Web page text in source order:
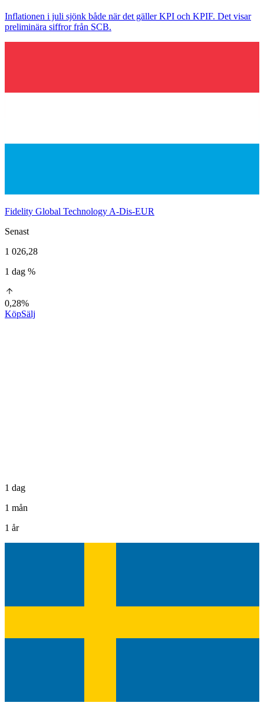
Inflationen i juli sjönk både när det gäller KPI och KPIF. Det visar
preliminära siffror från SCB.
Fidelity Global Technology A-Dis-EUR
Senast
1 026,28
1 dag %
0,28%
KöpSälj
1 dag
1 mån
1 år